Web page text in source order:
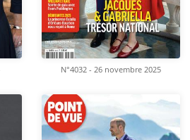
N°4032 - 26 novembre 2025